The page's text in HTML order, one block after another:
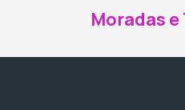
Moradas